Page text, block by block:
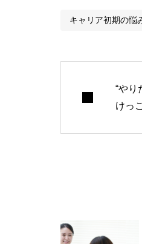
キャリア初期の悩
“やり
けっ